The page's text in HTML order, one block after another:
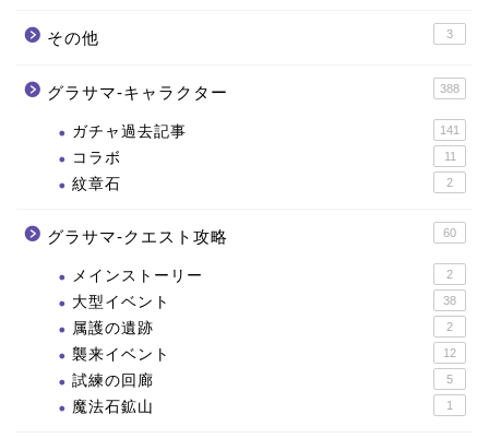
その他 3
グラサマ-キャラクター 388
ガチャ過去記事 141
コラボ 11
紋章石 2
グラサマ-クエスト攻略 60
メインストーリー 2
大型イベント 38
属護の遺跡 2
襲来イベント 12
試練の回廊 5
魔法石鉱山 1